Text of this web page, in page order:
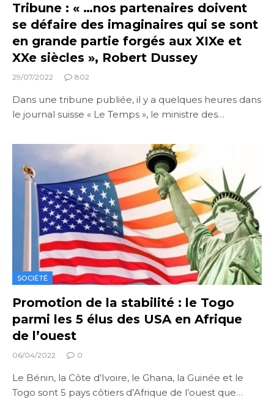
Tribune : « …nos partenaires doivent
se défaire des imaginaires qui se sont
en grande partie forgés aux XIXe et
XXe siècles », Robert Dussey
29/07/2022 802
Dans une tribune publiée, il y a quelques heures dans
le journal suisse « Le Temps », le ministre des…
SOCIÉTÉ
Promotion de la stabilité : le Togo
parmi les 5 élus des USA en Afrique
de l’ouest
06/04/2022 0
Le Bénin, la Côte d’Ivoire, le Ghana, la Guinée et le
Togo sont 5 pays côtiers d’Afrique de l’ouest que…